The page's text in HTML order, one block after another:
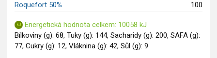
Roquefort 50%
100
Energetická hodnota celkem: 10058 kJ
Bílkoviny (g): 68, Tuky (g): 144, Sacharidy (g): 200, SAFA (g):
77, Cukry (g): 12, Vláknina (g): 42, Sůl (g): 9